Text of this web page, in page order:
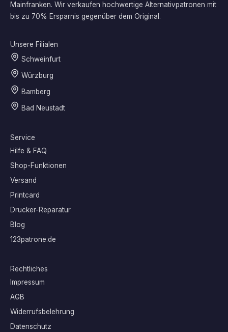
Mainfranken. Wir verkaufen hochwertige Alternativpatronen mit
bis zu 70% Ersparnis gegenüber dem Original.
Unsere Filialen
Schweinfurt
Würzburg
Bamberg
Bad Neustadt
Service
Hilfe & FAQ
Shop-Funktionen
Versand
Printcard
Drucker-Reparatur
Blog
123patrone.de
Rechtliches
Impressum
AGB
Widerrufsbelehrung
Datenschutz